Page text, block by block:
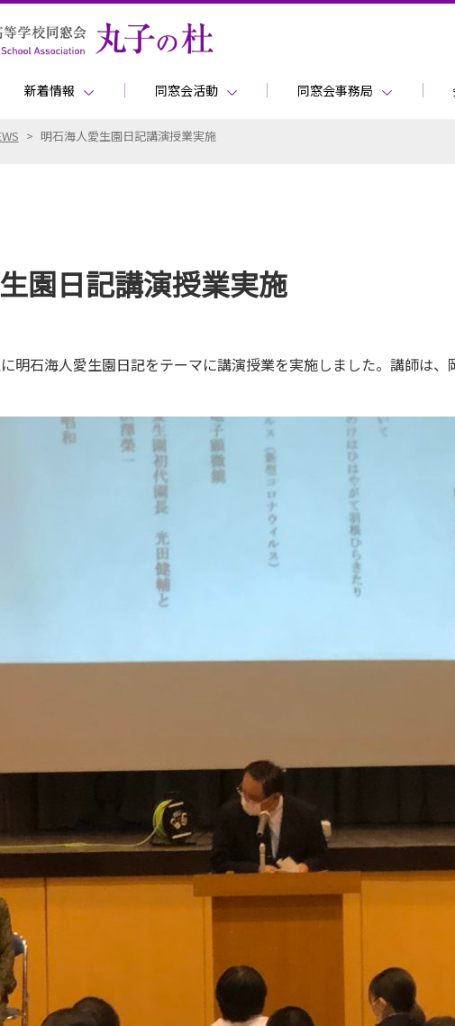
新着情報 同窓会活動 同窓会事務局
> 明石海人愛生園日記講演授業実施
園日記講演授業実施
明石海人愛生園日記をテーマに講演授業を実施しました。講師は